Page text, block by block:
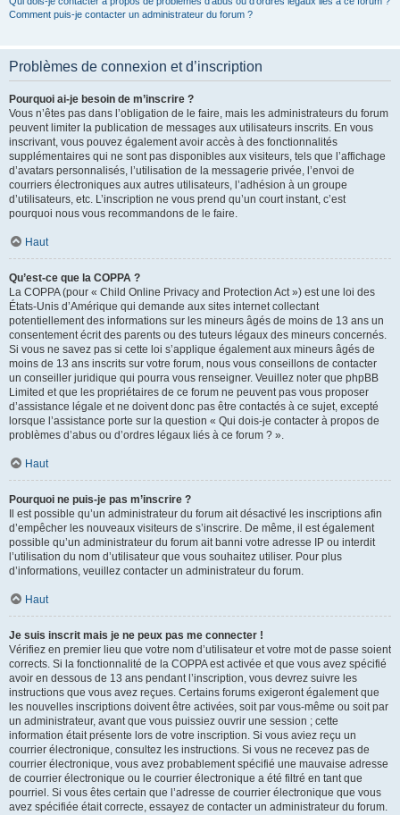
Comment puis-je contacter un administrateur du forum ?
Problèmes de connexion et d’inscription
Pourquoi ai-je besoin de m’inscrire ?
Vous n’êtes pas dans l’obligation de le faire, mais les administrateurs du forum
peuvent limiter la publication de messages aux utilisateurs inscrits. En vous
inscrivant, vous pouvez également avoir accès à des fonctionnalités
supplémentaires qui ne sont pas disponibles aux visiteurs, tels que l’affichage
d’avatars personnalisés, l’utilisation de la messagerie privée, l’envoi de
courriers électroniques aux autres utilisateurs, l’adhésion à un groupe
d’utilisateurs, etc. L’inscription ne vous prend qu’un court instant, c’est
pourquoi nous vous recommandons de le faire.
Haut
Qu’est-ce que la COPPA ?
La COPPA (pour « Child Online Privacy and Protection Act ») est une loi des
États-Unis d’Amérique qui demande aux sites internet collectant
potentiellement des informations sur les mineurs âgés de moins de 13 ans un
consentement écrit des parents ou des tuteurs légaux des mineurs concernés.
Si vous ne savez pas si cette loi s’applique également aux mineurs âgés de
moins de 13 ans inscrits sur votre forum, nous vous conseillons de contacter
un conseiller juridique qui pourra vous renseigner. Veuillez noter que phpBB
Limited et que les propriétaires de ce forum ne peuvent pas vous proposer
d’assistance légale et ne doivent donc pas être contactés à ce sujet, excepté
lorsque l’assistance porte sur la question « Qui dois-je contacter à propos de
problèmes d’abus ou d’ordres légaux liés à ce forum ? ».
Haut
Pourquoi ne puis-je pas m’inscrire ?
Il est possible qu’un administrateur du forum ait désactivé les inscriptions afin
d’empêcher les nouveaux visiteurs de s’inscrire. De même, il est également
possible qu’un administrateur du forum ait banni votre adresse IP ou interdit
l’utilisation du nom d’utilisateur que vous souhaitez utiliser. Pour plus
d’informations, veuillez contacter un administrateur du forum.
Haut
Je suis inscrit mais je ne peux pas me connecter !
Vérifiez en premier lieu que votre nom d’utilisateur et votre mot de passe soient
corrects. Si la fonctionnalité de la COPPA est activée et que vous avez spécifié
avoir en dessous de 13 ans pendant l’inscription, vous devrez suivre les
instructions que vous avez reçues. Certains forums exigeront également que
les nouvelles inscriptions doivent être activées, soit par vous-même ou soit par
un administrateur, avant que vous puissiez ouvrir une session ; cette
information était présente lors de votre inscription. Si vous aviez reçu un
courrier électronique, consultez les instructions. Si vous ne recevez pas de
courrier électronique, vous avez probablement spécifié une mauvaise adresse
de courrier électronique ou le courrier électronique a été filtré en tant que
pourriel. Si vous êtes certain que l’adresse de courrier électronique que vous
avez spécifiée était correcte, essayez de contacter un administrateur du forum.